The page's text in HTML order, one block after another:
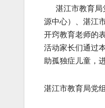
湛江市教育局
源中心）、湛江
开窍教育老师的
活动家长们通过
助孤独症儿童，
湛江市教育局党